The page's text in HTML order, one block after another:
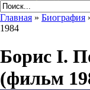
Главная » Биография
1984
Борис I.
(фильм